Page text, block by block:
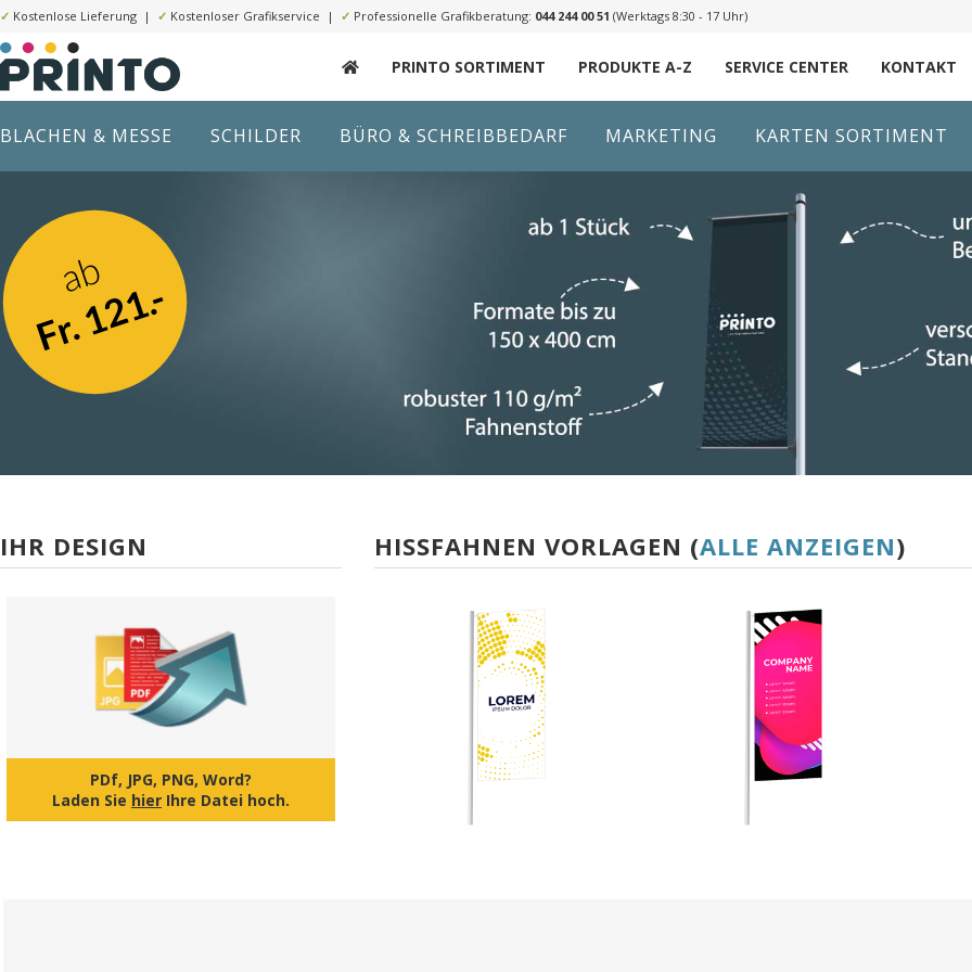
✓ Kostenlose Lieferung | ✓ Kostenloser Grafikservice | ✓ Professionelle Grafikberatung: 044 244 00 51 (Werktags 8:30 - 17 Uhr)
PRINTO SORTIMENT PRODUKTE A-Z SERVICE CENTER KONTAKT
BLACHEN & MESSE SCHILDER BÜRO & SCHREIBBEDARF MARKETING KARTEN SORTIMENT
ab
Fr. 121.-
IHR DESIGN
PDf, JPG, PNG, Word?
Laden Sie hier Ihre Datei hoch.
HISSFAHNEN VORLAGEN (ALLE ANZEIGEN)